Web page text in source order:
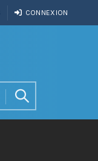
CONNEXION